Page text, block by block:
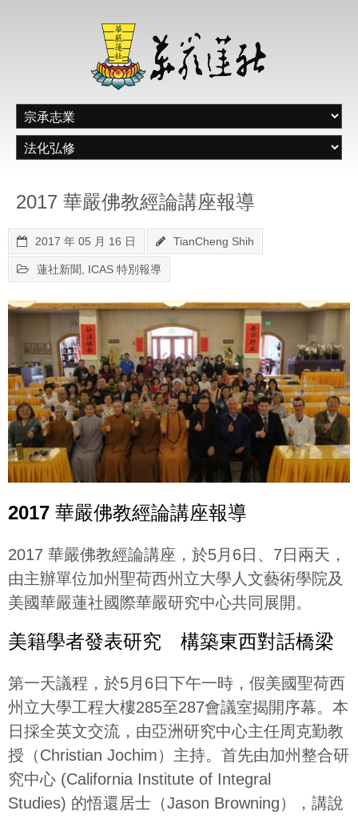
2017 華嚴佛教經論講座報導
2017 年 05 月 16 日 TianCheng Shih
蓮社新聞 ICAS 特別報導
2017 華嚴佛教經論講座報導
2017 華嚴佛教經論講座，於5月6日、7日兩天，
由主辦單位加州聖荷西州立大學人文藝術學院及
美國華嚴蓮社國際華嚴研究中心共同展開。
美籍學者發表研究 構築東西對話橋梁
第一天議程，於5月6日下午一時，假美國聖荷西
州立大學工程大樓285至287會議室揭開序幕。本
日採全英文交流，由亞洲研究中心主任周克勤教
授（Christian Jochim）主持。首先由加州整合研
究中心 (California Institute of Integral
Studies) 的悟還居士（Jason Browning），講說